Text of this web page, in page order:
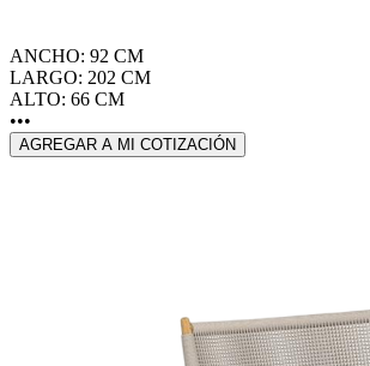
ANCHO: 92 CM
LARGO: 202 CM
ALTO: 66 CM
•••
AGREGAR A MI COTIZACIÓN